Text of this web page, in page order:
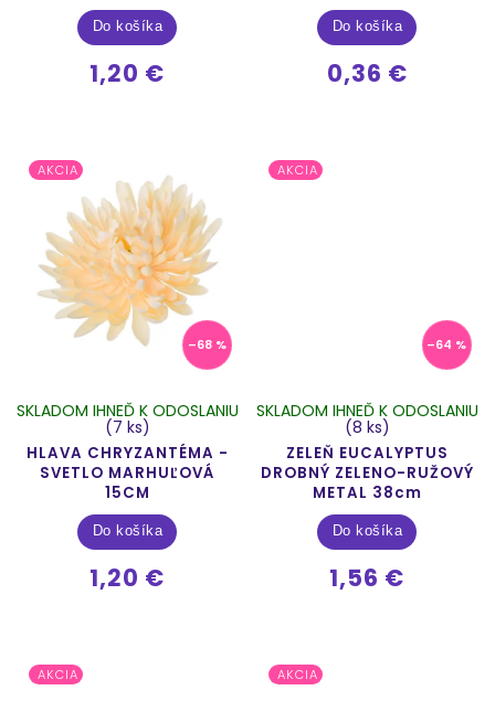
1,20 €
Do košíka
0,36 €
Do košíka
AKCIA
–68 %
HLAVA CHRYZANTÉMA -
SVETLO MARHUĽOVÁ
15CM
SKLADOM IHNEĎ K ODOSLANIU
(7 ks)
1,20 €
Do košíka
AKCIA
–64 %
ZELEŇ EUCALYPTUS
DROBNÝ ZELENO-RUŽOVÝ
METAL 38cm
SKLADOM IHNEĎ K ODOSLANIU
(8 ks)
1,56 €
Do košíka
AKCIA AKCIA